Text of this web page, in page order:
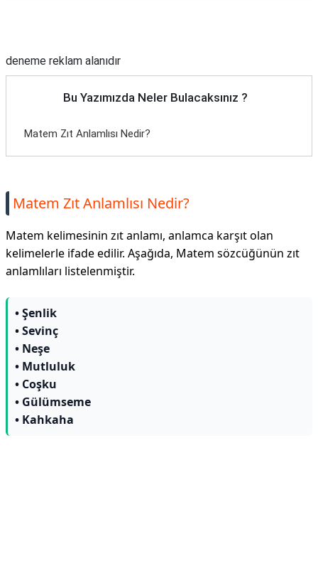
deneme reklam alanıdır
Bu Yazımızda Neler Bulacaksınız ?
Matem Zıt Anlamlısı Nedir?
Matem Zıt Anlamlısı Nedir?
Matem kelimesinin zıt anlamı, anlamca karşıt olan
kelimelerle ifade edilir. Aşağıda, Matem sözcüğünün zıt
anlamlıları listelenmiştir.
• Şenlik
• Sevinç
• Neşe
• Mutluluk
• Coşku
• Gülümseme
• Kahkaha